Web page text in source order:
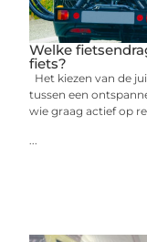
Welke
fiets?
Het kiezen van de
tussen een
wie graag actief op